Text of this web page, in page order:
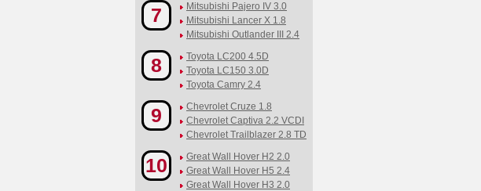
7
Mitsubishi Pajero IV 3.0
Mitsubishi Lancer X 1.8
Mitsubishi Outlander III 2.4
8
Toyota LC200 4.5D
Toyota LC150 3.0D
Toyota Camry 2.4
9
Chevrolet Cruze 1.8
Chevrolet Captiva 2.2 VCDI
Chevrolet Trailblazer 2.8 TD
10
Great Wall Hover H2 2.0
Great Wall Hover H5 2.4
Great Wall Hover H3 2.0